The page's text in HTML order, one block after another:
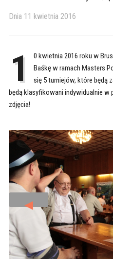
Dnia 11 kwietnia 2016
1
0 kwietnia 2016 roku w
Baśkę w ramach Masters
się 5 turniejów, które będą
będą klasyfikowani indywidualnie w
zdjęcia!
◄